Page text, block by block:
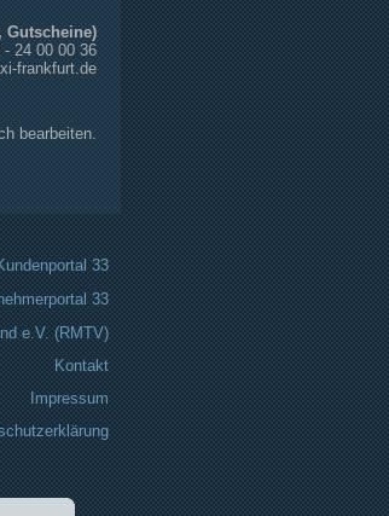
Gutscheine)
- 24 00 00 36
frankfurt.de
bearbeiten.
33
33
e.V. (RMTV)
Kontakt
Impressum